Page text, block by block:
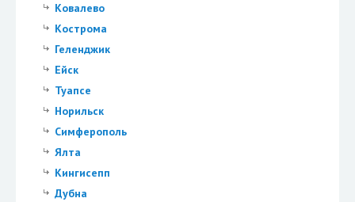
Ковалево
Кострома
Геленджик
Ейск
Туапсе
Норильск
Симферополь
Ялта
Кингисепп
Дубна